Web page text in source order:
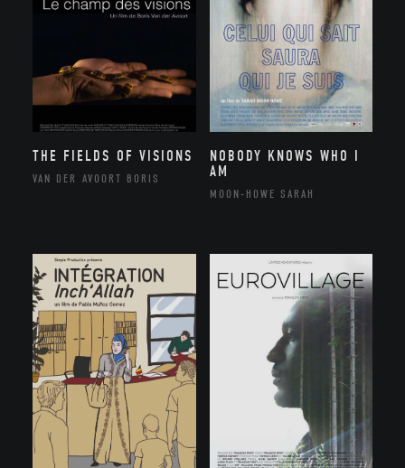
THE FIELDS OF VISIONS
VAN DER AVOORT BORIS
NOBODY KNOWS WHO I
AM
MOON-HOWE SARAH